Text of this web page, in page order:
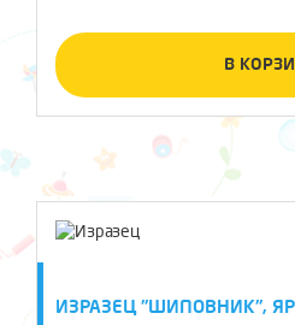
В
ИЗРАЗЕЦ "ШИПОВНИК",